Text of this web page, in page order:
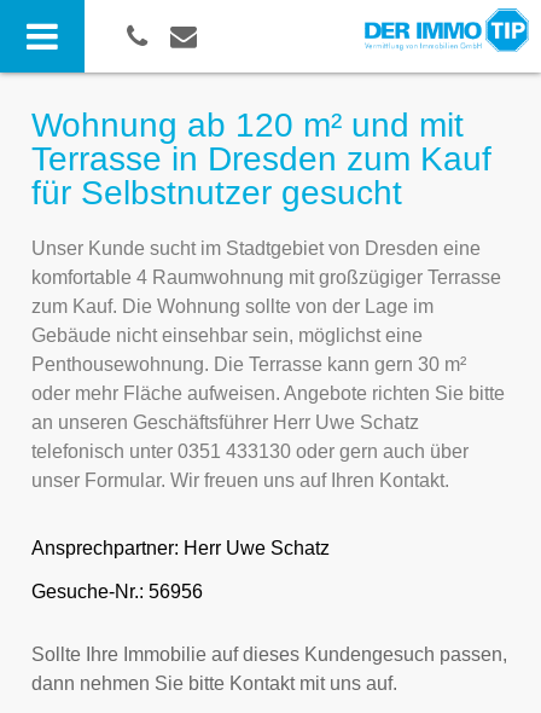
Wohnung ab 120 m² und mit
Terrasse in Dresden zum Kauf
für Selbstnutzer gesucht
Unser Kunde sucht im Stadtgebiet von Dresden eine
komfortable 4 Raumwohnung mit großzügiger Terrasse
zum Kauf. Die Wohnung sollte von der Lage im
Gebäude nicht einsehbar sein, möglichst eine
Penthousewohnung. Die Terrasse kann gern 30 m²
oder mehr Fläche aufweisen. Angebote richten Sie bitte
an unseren Geschäftsführer Herr Uwe Schatz
telefonisch unter 0351 433130 oder gern auch über
unser Formular. Wir freuen uns auf Ihren Kontakt.
Ansprechpartner: Herr Uwe Schatz
Gesuche-Nr.: 56956
Sollte Ihre Immobilie auf dieses Kundengesuch passen,
dann nehmen Sie bitte Kontakt mit uns auf.